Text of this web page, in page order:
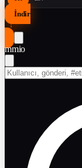
İndir
↓
mmio